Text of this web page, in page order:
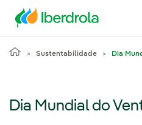
Sustentabilidade Dia
Dia Mundial do